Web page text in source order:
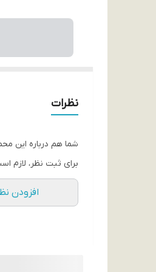
نظرات
شما هم درباره این
برای ثبت نظر، لازم
افزودن